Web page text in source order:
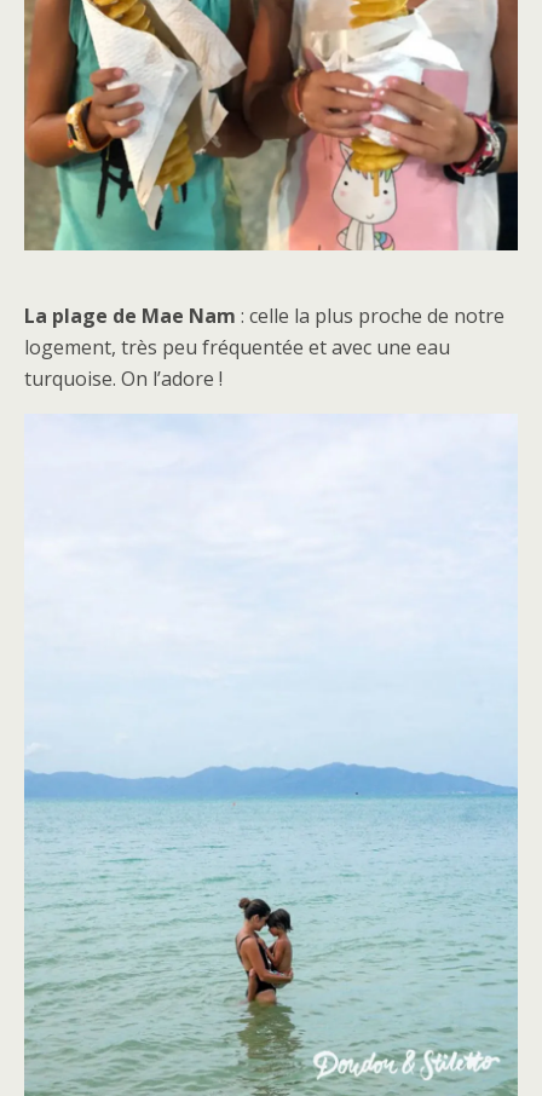
La plage de Mae Nam : celle la plus proche de notre
logement, très peu fréquentée et avec une eau
turquoise. On l’adore !